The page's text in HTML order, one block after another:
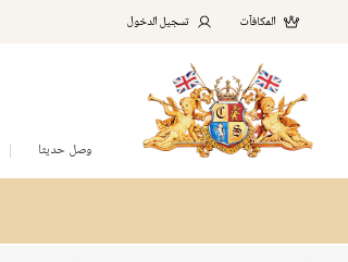
المكافآت تسجيل الدخول
وصل حديثا